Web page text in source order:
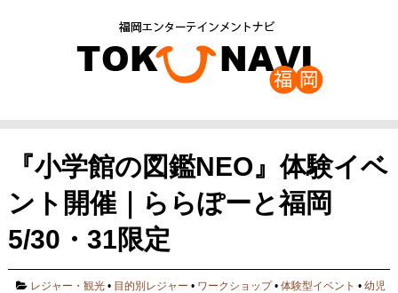
『小学館の図鑑NEO』体験イベ
ント開催｜ららぽーと福岡
5/30・31限定
レジャー・観光 • 目的別レジャー • ワークショップ•体験型イベント •幼児